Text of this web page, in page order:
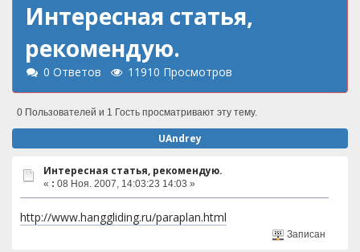
Интересная статья,
рекомендую.
0 Ответов 11910 Просмотров
0 Пользователей и 1 Гость просматривают эту тему.
UAndrey
Интересная статья, рекомендую.
« : 08 Ноя. 2007, 14:03:23 14:03 »
http://www.hanggliding.ru/paraplan.html
Записан